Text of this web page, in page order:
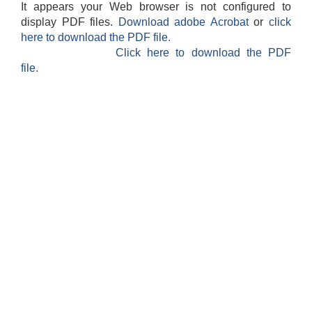
It appears your Web browser is not configured to
display PDF files.
Download adobe Acrobatorclick
here to download the PDF file.
Click here to download the PDF
file.